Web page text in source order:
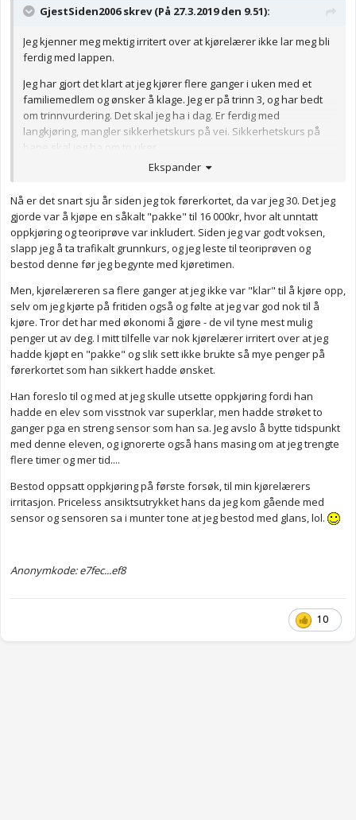
GjestSiden2006 skrev (På 27.3.2019 den 9.51):
Jeg kjenner meg mektig irritert over at kjørelærer ikke lar meg bli
ferdig med lappen.
Jeg har gjort det klart at jeg kjører flere ganger i uken med et
familiemedlem og ønsker å klage. Jeg er på trinn 3, og har bedt
om trinnvurdering. Det skal jeg ha i dag. Er ferdig med
langkjøring, mangler sikkerhetskurs på vei. Sikkerhetskurs på
bane skal jeg ha om to uker.
Hvor mange uker skal det gå? Jeg er 38 år, og har hatt kjøretimer
som vil ha lappen før sommeren. Da blir jeg sikkert ikke prioritert
å må vente...fader jeg er så lei.
Hvorfor drøyer de så innmari? Hvordan går jeg frem for å få satt
meg i respekt?
Jeg kjører bra sier han, ikke noe å utsette, etter hver time. Jeg
kjører selvstendig, lærer sier bare hvor jeg skal, så jeg følger alle
skilt dit, legger meg riktig, samkjører osv. Nå er det like før jeg
sender inn en offisiell klage.
Dere som har sendt inn klage, hvordan gikk det etterpå?
Ekspander
Nå er det snart sju år siden jeg tok førerkortet, da var jeg 30. Det jeg
gjorde var å kjøpe en såkalt "pakke" til 16 000kr, hvor alt unntatt
oppkjøring og teoriprøve var inkludert. Siden jeg var godt voksen,
slapp jeg å ta trafikalt grunnkurs, og jeg leste til teoriprøven og
bestod denne før jeg begynte med kjøretimen.
Men, kjørelæreren sa flere ganger at jeg ikke var "klar" til å kjøre opp,
selv om jeg kjørte på fritiden også og følte at jeg var god nok til å
kjøre. Tror det har med økonomi å gjøre - de vil tyne mest mulig
penger ut av deg. I mitt tilfelle var nok kjørelærer irritert over at jeg
hadde kjøpt en "pakke" og slik sett ikke brukte så mye penger på
førerkortet som han sikkert hadde ønsket.
Han foreslo til og med at jeg skulle utsette oppkjøring fordi han
hadde en elev som visstnok var superklar, men hadde strøket to
ganger pga en streng sensor som han sa. Jeg avslo å bytte tidspunkt
med denne eleven, og ignorerte også hans masing om at jeg trengte
flere timer og mer tid....
Bestod oppsatt oppkjøring på første forsøk, til min kjørelærers
irritasjon. Priceless ansiktsutrykket hans da jeg kom gående med
sensor og sensoren sa i munter tone at jeg bestod med glans, lol.
Anonymkode: e7fec...ef8
10